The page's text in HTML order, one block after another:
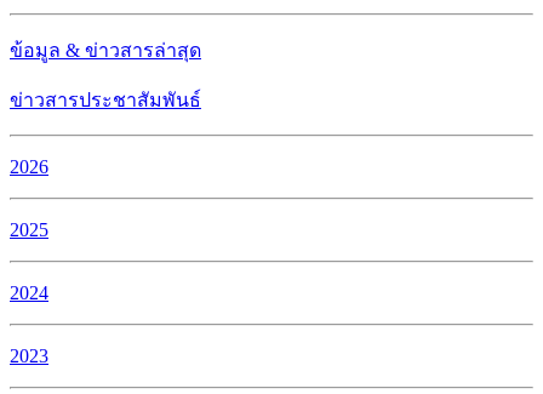
ข้อมูล & ข่าวสารล่าสุด
ข่าวสารประชาสัมพันธ์
2026
2025
2024
2023